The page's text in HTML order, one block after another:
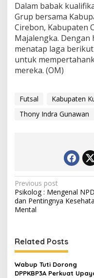
Dalam babak
Grup bersama
Cirebon, Kabupaten
Majalengka. Dengan
menatap laga
untuk
mereka. (OM)
Futsal
Kabupaten
Thony Indra Gunawan
Post
navigation
Previous post
Psikolog : Mengenal NPD
dan Pentingnya
Mental
Related Posts
Wabup Tuti Dorong
DPPKBP3A Perkuat